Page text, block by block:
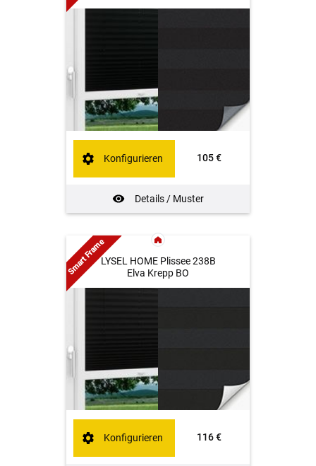
105 €
Details / Muster
Konfigurieren
LYSEL HOME Plissee 238B
Elva Krepp BO
116 €
Konfigurieren
Smart Frame